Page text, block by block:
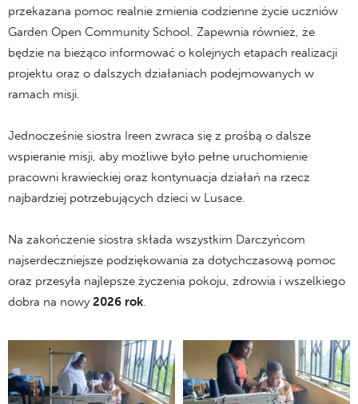
przekazana pomoc realnie zmienia codzienne życie uczniów
Garden Open Community School. Zapewnia również, że
będzie na bieżąco informować o kolejnych etapach realizacji
projektu oraz o dalszych działaniach podejmowanych w
ramach misji.
Jednocześnie siostra Ireen zwraca się z prośbą o dalsze
wspieranie misji, aby możliwe było pełne uruchomienie
pracowni krawieckiej oraz kontynuacja działań na rzecz
najbardziej potrzebujących dzieci w Lusace.
Na zakończenie siostra składa wszystkim Darczyńcom
najserdeczniejsze podziękowania za dotychczasową pomoc
oraz przesyła najlepsze życzenia pokoju, zdrowia i wszelkiego
dobra na nowy2026 rok.